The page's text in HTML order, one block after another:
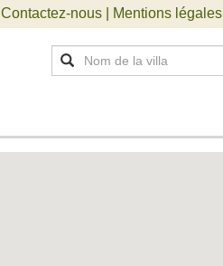
Contactez-nous | Mentions légales